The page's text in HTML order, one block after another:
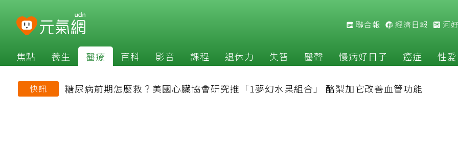
聯合報 經濟日報 河
焦點 養生 醫療 百科 影音 課程 退休力 失智 醫聲 慢病好日子 癌症 性愛
快訊 糖尿病前期怎麼救？美國心臟協會研究推「1夢幻水果組合」 酪梨加它改善血管功能